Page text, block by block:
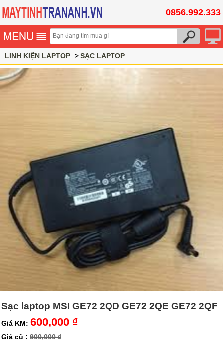
0856.992.333
LINH KIỆN LAPTOP SẠC LAPTOP
Sạc laptop MSI GE72 2QD GE72 2QE GE72 2QF
Giá KM: 600,000 ₫
Giá cũ : 900,000 ₫